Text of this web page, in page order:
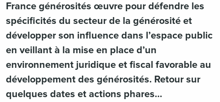
France générosités œuvre pour défendre les
spécificités du secteur de la générosité et
développer son influence dans l’espace public
en veillant à la mise en place d’un
environnement juridique et fiscal favorable au
développement des générosités. Retour sur
quelques dates et actions phares…